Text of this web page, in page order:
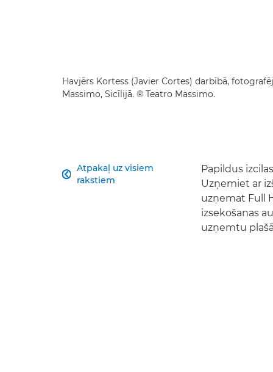
Havjērs Kortess (Javier Cortes) darbībā,
Massimo, Sicīlijā. ® Teatro Massimo.
Atpakaļ uz visiem
rakstiem

Papildus
Uzņemiet ar
uzņemat Full
izsekošanas
uzņemtu